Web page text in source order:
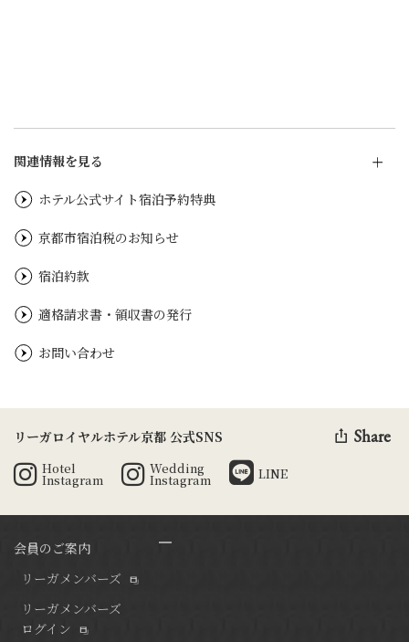
関連情報を見る
ホテル公式サイト宿泊予約特典
京都市宿泊税のお知らせ
宿泊約款
適格請求書・領収書の発行
お問い合わせ
リーガロイヤルホテル京都 公式SNS
Hotel
Instagram
Wedding
Instagram LINE
Share
会員のご案内
リーガメンバーズ
リーガメンバーズ
ログイン